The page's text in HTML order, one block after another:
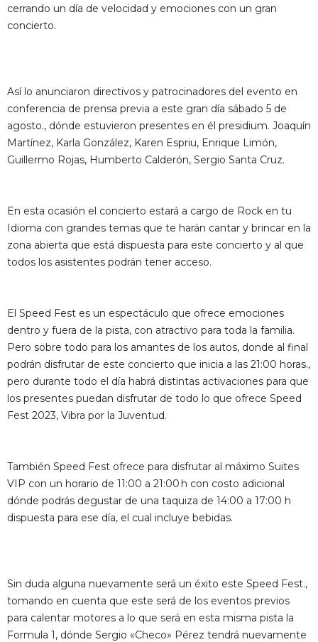
cerrando un día de velocidad y emociones con un gran
concierto.
Así lo anunciaron directivos y patrocinadores del evento en
conferencia de prensa previa a este gran día sábado 5 de
agosto., dónde estuvieron presentes en él presidium. Joaquín
Martínez, Karla González, Karen Espriu, Enrique Limón,
Guillermo Rojas, Humberto Calderón, Sergio Santa Cruz.
En esta ocasión el concierto estará a cargo de Rock en tu
Idioma con grandes temas que te harán cantar y brincar en la
zona abierta que está dispuesta para este concierto y al que
todos los asistentes podrán tener acceso.
El Speed Fest es un espectáculo que ofrece emociones
dentro y fuera de la pista, con atractivo para toda la familia.
Pero sobre todo para los amantes de los autos, donde al final
podrán disfrutar de este concierto que inicia a las 21:00 horas.,
pero durante todo el día habrá distintas activaciones para que
los presentes puedan disfrutar de todo lo que ofrece Speed
Fest 2023, Vibra por la Juventud.
También Speed Fest ofrece para disfrutar al máximo Suites
VIP con un horario de 11:00 a 21:00 h con costo adicional
dónde podrás degustar de una taquiza de 14:00 a 17:00 h
dispuesta para ese día, el cual incluye bebidas.
Sin duda alguna nuevamente será un éxito este Speed Fest.,
tomando en cuenta que este será de los eventos previos
para calentar motores a lo que será en esta misma pista la
Formula 1, dónde Sergio «Checo» Pérez tendrá nuevamente